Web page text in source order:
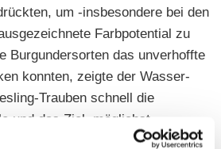
um -insbesondere bei den
Farbpotential zu
Burgundersorten das unverhoffte
konnten, zeigte der Wasser-
Trauben schnell die
und das Ziel, möglichst
die Kelter zu bringen, hat den